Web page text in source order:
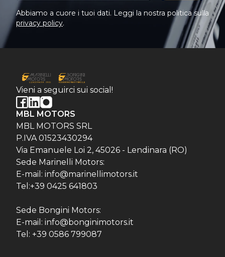
Abbiamo a cuore i tuoi dati. Leggi la nostra politica sulla
privacy policy.
Vieni a seguirci sui social!
MBL MOTORS
MBL MOTORS SRL
P.IVA 01523430294
Via Emanuele Loi 2, 45026 - Lendinara (RO)
Sede Marinelli Motors:
E-mail: info@marinellimotors.it
Tel:+39 0425 641803
Sede Bongini Motors:
E-mail: info@bonginimotors.it
Tel: +39 0586 799087